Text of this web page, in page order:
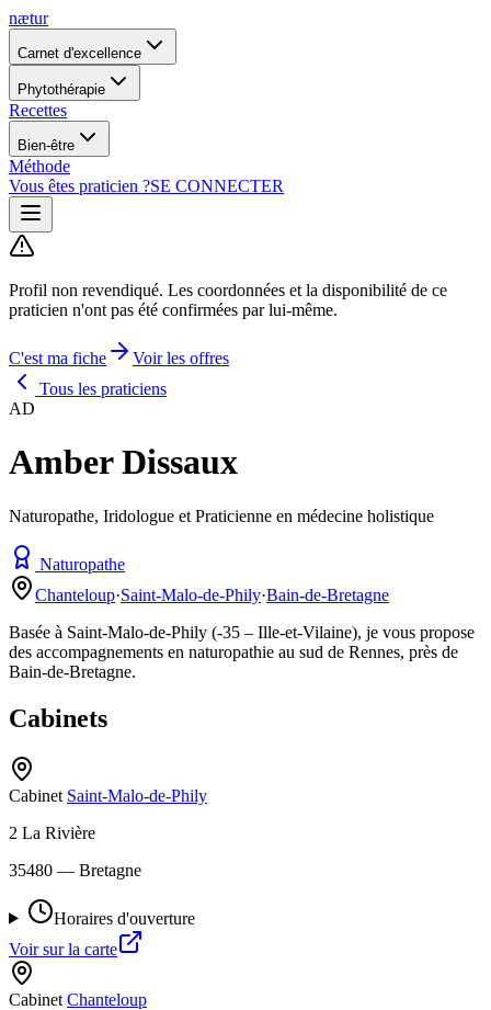
nætur
Carnet d'excellence
Phytothérapie
Recettes
Bien-être
Méthode
Vous êtes praticien ?SE CONNECTER
Profil non revendiqué. Les coordonnées et la disponibilité de ce
praticien n'ont pas été confirmées par lui-même.
C'est ma fiche
Voir les offres
Tous les praticiens
AD
Amber Dissaux
Naturopathe, Iridologue et Praticienne en médecine holistique
Naturopathe
Chanteloup·Saint-Malo-de-Phily·Bain-de-Bretagne
Basée à Saint-Malo-de-Phily (-35 – Ille-et-Vilaine), je vous propose
des accompagnements en naturopathie au sud de Rennes, près de
Bain-de-Bretagne.
Cabinets
Cabinet Saint-Malo-de-Phily
2 La Rivière
35480 — Bretagne
Horaires d'ouverture
Voir sur la carte
Cabinet Chanteloup